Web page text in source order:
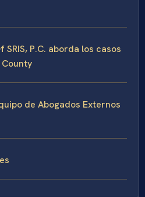
SRIS, P.C. aborda los casos
de Abogados Externos